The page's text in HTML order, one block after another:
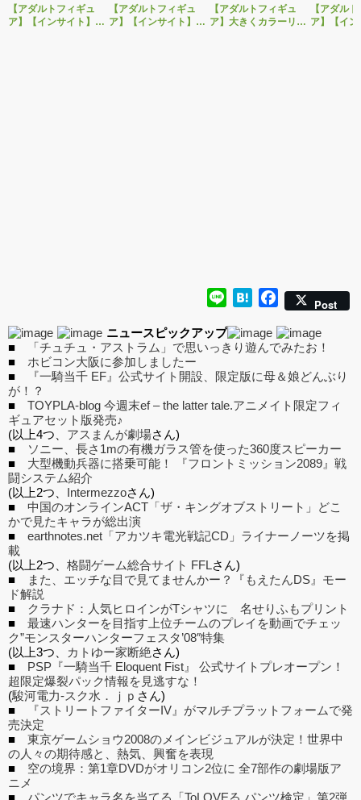
【アダルトフィギュ
ア】【インサイト】肉
【アダルトフィギュ
ア】【インサイト】ベ
【アダルトフィギュ
ア】大きくカラーリン
【アダル
ア】【イ
Line HatenaFacebook
Post
ニュースピックアップ
■
「チュチュ・アストラム」で思いっきり遊んでみたお！
■ ホビコン大阪に参加しましたー
■
『一騎当千 EF』公式サイト開設、限定版に母＆娘どんぶり
が！？
■ TOYPLA-blog 今週末ef – the latter tale.アニメイト限定フィ
ギュアセット版発売♪
(以上4つ、 アスまんが劇場さん)
■
ソニー、長さ1mの有機ガラス管を使った360度スピーカー
■ 大型機動兵器に搭乗可能！ 『フロントミッション2089』戦
闘システム紹介
(以上2つ、 Intermezzoさん)
■ 中国のオンラインACT「ザ・キングオブストリート」どこ
かで見たキャラが総出演
■ earthnotes.net「アカツキ電光戦記CD」ライナーノーツを掲
載
(以上2つ、 格闘ゲーム総合サイト FFLさん)
■
また、エッチな目で見てませんかー？『もえたんDS』モー
ド解説
■
クラナド：人気ヒロインがTシャツに 名せりふもプリント
■ 最速ハンターを目指す上位チームのプレイを動画でチェッ
ク”モンスターハンターフェスタ’08″特集
(以上3つ、
カトゆー家断絶 さん)
■ PSP『一騎当千 Eloquent Fist』 公式サイトプレオープン！
超限定爆裂パック情報を見逃すな！
(駿河電力-スク水．ｊｐ さん)
■
『ストリートファイターIV』がマルチプラットフォームで発
売決定
■ 東京ゲームショウ2008のメインビジュアルが決定！世界中
の人々の期待感と、熱気、興奮を表現
■ 空の境界：第1章DVDがオリコン2位に 全7部作の劇場版ア
ニメ